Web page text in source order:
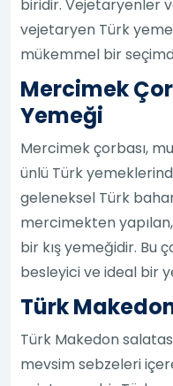
biridir. Vejetaryenler
vejetaryen Türk
mükemmel bir
Mercimek
Yemeği
Mercimek çorbası,
ünlü Türk
geleneksel Türk
mercimekten
bir kış yemeğidir. Bu
besleyici ve ideal bir
Türk
Türk Makedon
mevsim sebzeleri